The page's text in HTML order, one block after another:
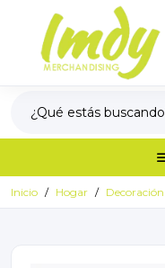
Inicio Hogar Decoración